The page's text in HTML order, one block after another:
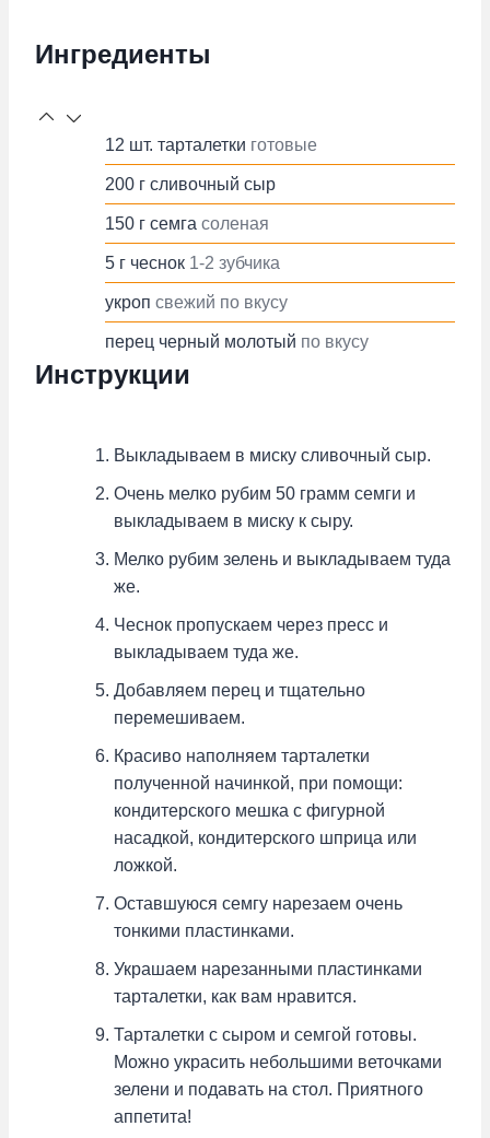
Ингредиенты
12 шт. тарталетки готовые
200 г сливочный сыр
150 г семга соленая
5 г чеснок 1-2 зубчика
укроп свежий по вкусу
перец черный молотый по вкусу
Инструкции
Выкладываем в миску сливочный сыр.
Очень мелко рубим 50 грамм семги и
выкладываем в миску к сыру.
Мелко рубим зелень и выкладываем туда
же.
Чеснок пропускаем через пресс и
выкладываем туда же.
Добавляем перец и тщательно
перемешиваем.
Красиво наполняем тарталетки
полученной начинкой, при помощи:
кондитерского мешка с фигурной
насадкой, кондитерского шприца или
ложкой.
Оставшуюся семгу нарезаем очень
тонкими пластинками.
Украшаем нарезанными пластинками
тарталетки, как вам нравится.
Тарталетки с сыром и семгой готовы.
Можно украсить небольшими веточками
зелени и подавать на стол. Приятного
аппетита!